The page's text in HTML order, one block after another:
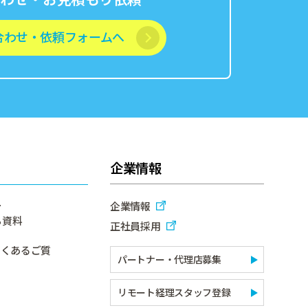
せ・依頼フォームへ
料
あるご質
企業情報
企業情報
正社員採用
パートナー・代理店募集
リモート経理スタッフ登録